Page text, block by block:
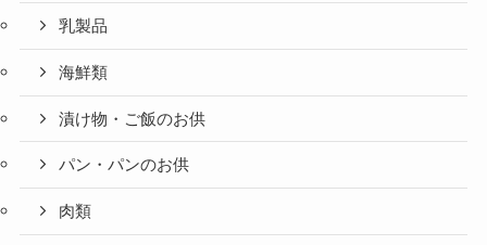
乳製品
海鮮類
漬け物・ご飯のお供
パン・パンのお供
肉類